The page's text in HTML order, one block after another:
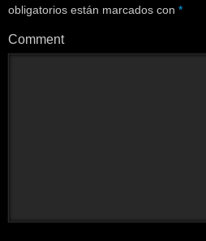
obligatorios están marcados con *
Comment